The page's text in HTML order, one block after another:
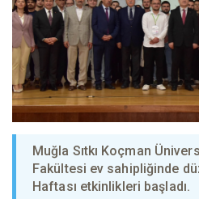
Muğla Sıtkı Koçman
Fakültesi ev sahipliğinde
Haftası etkinlikleri başladı.